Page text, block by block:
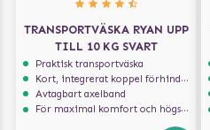
TRANSPORTVÄSKA RYAN UPP
TILL 10 KG SVART
Praktisk transportväska
Kort, integrerat koppel förhindrar att hunden hoppar ur
Avtagbart axelband
För maximal komfort och högsta säkerhet